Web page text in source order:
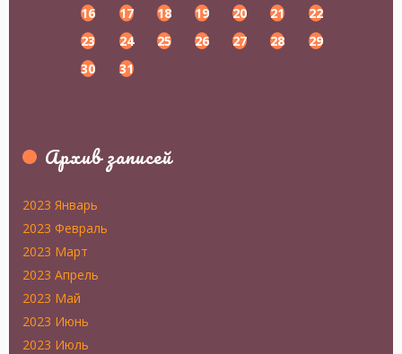
16
17 18 19 20 21
22
23
24 25 26 27 28
29
30
31
Архив записей
2023 Январь
2023 Февраль
2023 Март
2023 Апрель
2023 Май
2023 Июнь
2023 Июль